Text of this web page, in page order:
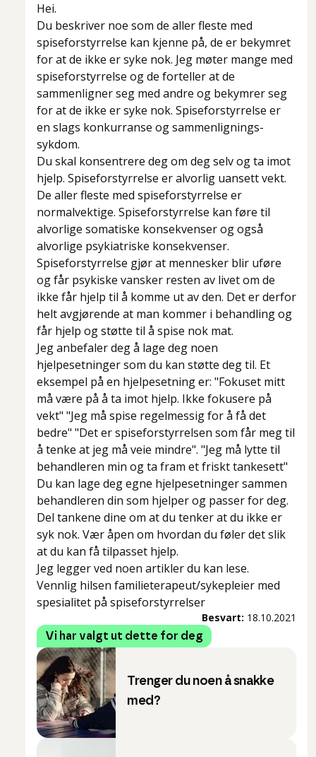
Hei.
Du beskriver noe som de aller fleste med
spiseforstyrrelse kan kjenne på, de er bekymret
for at de ikke er syke nok. Jeg møter mange med
spiseforstyrrelse og de forteller at de
sammenligner seg med andre og bekymrer seg
for at de ikke er syke nok. Spiseforstyrrelse er
en slags konkurranse og sammenlignings-
sykdom.
Du skal konsentrere deg om deg selv og ta imot
hjelp. Spiseforstyrrelse er alvorlig uansett vekt.
De aller fleste med spiseforstyrrelse er
normalvektige. Spiseforstyrrelse kan føre til
alvorlige somatiske konsekvenser og også
alvorlige psykiatriske konsekvenser.
Spiseforstyrrelse gjør at mennesker blir uføre
og får psykiske vansker resten av livet om de
ikke får hjelp til å komme ut av den. Det er derfor
helt avgjørende at man kommer i behandling og
får hjelp og støtte til å spise nok mat.
Jeg anbefaler deg å lage deg noen
hjelpesetninger som du kan støtte deg til. Et
eksempel på en hjelpesetning er: "Fokuset mitt
må være på å ta imot hjelp. Ikke fokusere på
vekt" "Jeg må spise regelmessig for å få det
bedre" "Det er spiseforstyrrelsen som får meg til
å tenke at jeg må veie mindre". "Jeg må lytte til
behandleren min og ta fram et friskt tankesett"
Du kan lage deg egne hjelpesetninger sammen
behandleren din som hjelper og passer for deg.
Del tankene dine om at du tenker at du ikke er
syk nok. Vær åpen om hvordan du føler det slik
at du kan få tilpasset hjelp.
Jeg legger ved noen artikler du kan lese.
Vennlig hilsen familieterapeut/sykepleier med
spesialitet på spiseforstyrrelser
Besvart: 18.10.2021
Vi har valgt ut dette for deg
Trenger du noen å snakke
med?